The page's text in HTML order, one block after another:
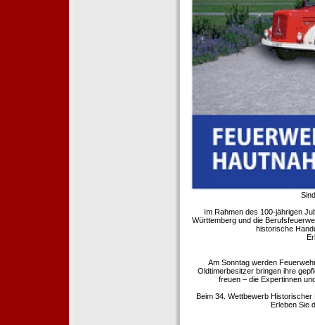
Im Rahmen des 100-jährigen
Württemberg und die
historische
Am Sonntag werden
Oldtimerbesitzer bringen ihre
freuen – die Expertinnen
Beim 34. Wettbewerb
Erleben Sie